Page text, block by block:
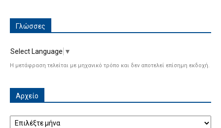
Γλώσσες
Select Language ▼
Η μετάφραση τελείται με μηχανικό τρόπο και δεν αποτελεί επίσημη εκδοχή.
Αρχείο